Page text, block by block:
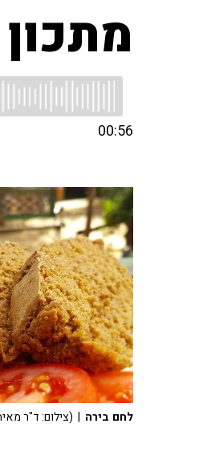
00:56
לחם בירה | (צילום: ד"ר